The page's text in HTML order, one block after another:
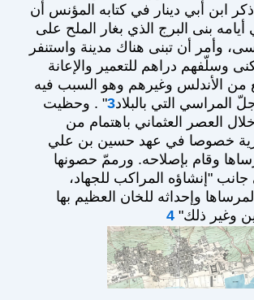
ابن أبي دينار في كتابه المؤنس أن
بنى البرج الذي بغار الملح على
وأمر أن تبنى هناك مدينة واستنفر
وسلّفهم دراهم للتعمير والإعانة
من الأندلس وغيرهم وهو السبب فيه
المراسي التي بالبلاد3" . وحظيت
العصر العثماني باهتمام من
خصوصا في عهد حسين بن علي
وقام بإصلاحه. ورممّ حصونها
جانب "إنشاؤه المراكب للجهاد،
وإحداثه للخان العظيم بها
وغير ذلك" 4